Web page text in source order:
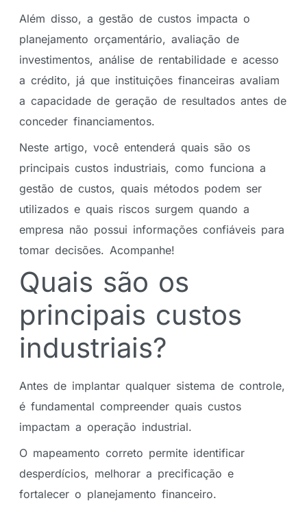
Além disso, a gestão de custos impacta o
planejamento orçamentário, avaliação de
investimentos, análise de rentabilidade e acesso
a crédito, já que instituições financeiras avaliam
a capacidade de geração de resultados antes de
conceder financiamentos.
Neste artigo, você entenderá quais são os
principais custos industriais, como funciona a
gestão de custos, quais métodos podem ser
utilizados e quais riscos surgem quando a
empresa não possui informações confiáveis para
tomar decisões. Acompanhe!
Quais são os
principais custos
industriais?
Antes de implantar qualquer sistema de controle,
é fundamental compreender quais custos
impactam a operação industrial.
O mapeamento correto permite identificar
desperdícios, melhorar a precificação e
fortalecer o planejamento financeiro.